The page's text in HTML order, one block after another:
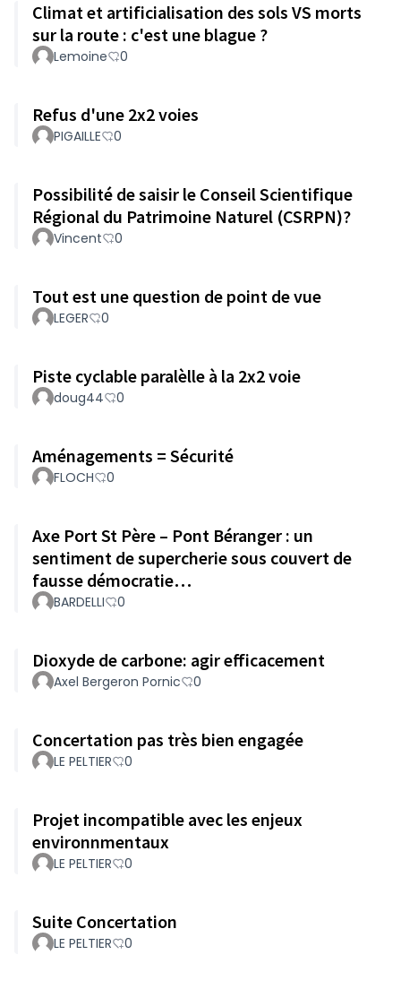
Climat et artificialisation des sols VS morts
sur la route : c'est une blague ?
Lemoine 0
Refus d'une 2x2 voies
PIGAILLE 0
Possibilité de saisir le Conseil Scientifique
Régional du Patrimoine Naturel (CSRPN)?
Vincent 0
Tout est une question de point de vue
LEGER 0
Piste cyclable paralèlle à la 2x2 voie
doug44 0
Aménagements = Sécurité
FLOCH 0
Axe Port St Père – Pont Béranger : un
sentiment de supercherie sous couvert de
fausse démocratie…
BARDELLI 0
Dioxyde de carbone: agir efficacement
Axel Bergeron Pornic 0
Concertation pas très bien engagée
LE PELTIER 0
Projet incompatible avec les enjeux
environnmentaux
LE PELTIER 0
Suite Concertation
LE PELTIER 0